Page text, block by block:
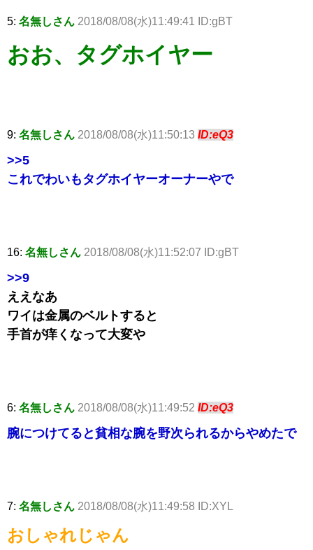
5: 名無しさん 2018/08/08(水)11:49:41 ID:gBT
おお、タグホイヤー
9: 名無しさん 2018/08/08(水)11:50:13 ID:eQ3
>>5
これでわいもタグホイヤーオーナーやで
16: 名無しさん 2018/08/08(水)11:52:07 ID:gBT
>>9
ええなあ
ワイは金属のベルトすると
手首が痒くなって大変や
6: 名無しさん 2018/08/08(水)11:49:52 ID:eQ3
腕につけてると貧相な腕を野次られるからやめたで
7: 名無しさん 2018/08/08(水)11:49:58 ID:XYL
おしゃれじゃん